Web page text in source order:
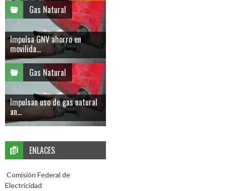
Gas Natural
Impulsa GNV ahorro en
movilida...
Gas Natural
Impulsan uso de gas natural
an...
ENLACES
Comisión Federal de
Electricidad